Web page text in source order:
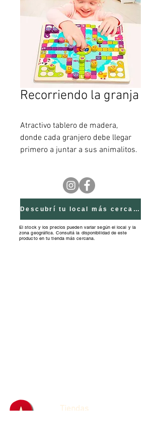
Recorriendo la granja
Atractivo tablero de madera,
donde cada granjero debe llegar
primero a juntar a sus animalitos.
Descubrí tu local más cercano
El stock y los precios pueden variar según el local y la
zona geográfica. Consultá la disponibilidad de este
producto en tu tienda más cercana.
Tiendas